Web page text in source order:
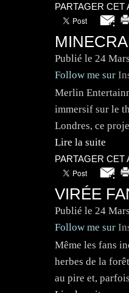
PARTAGER CET
Publié le 24
Follow me sur
Merlin
immersif sur le
Londres, ce
Lire la suite
PARTAGER CET
VIRÉE
Publié le 24
Follow me sur
Même les fans
herbes de la
au pire et,